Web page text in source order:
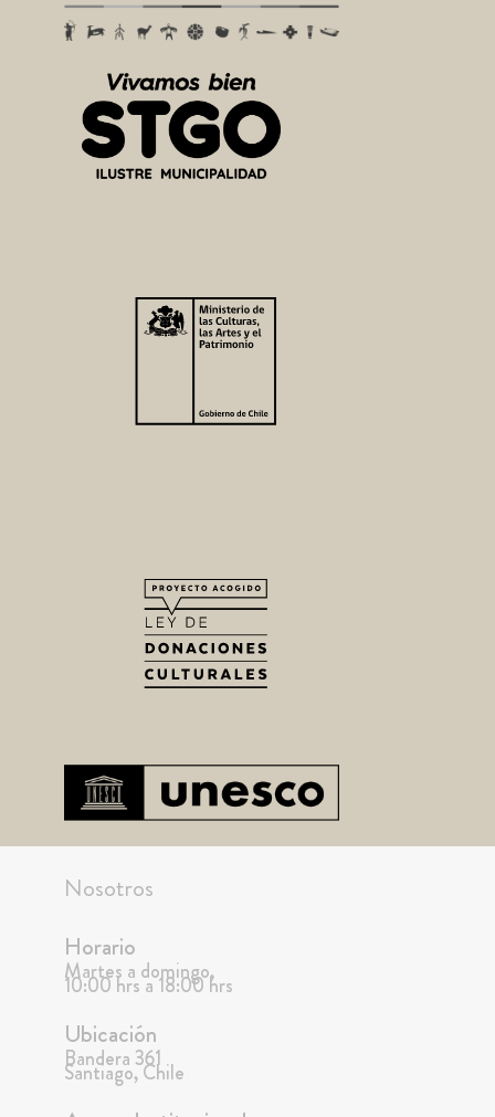
Nosotros
Horario
Martes a domingo,
10:00 hrs a 18:00 hrs
Ubicación
Bandera 361
Santiago, Chile